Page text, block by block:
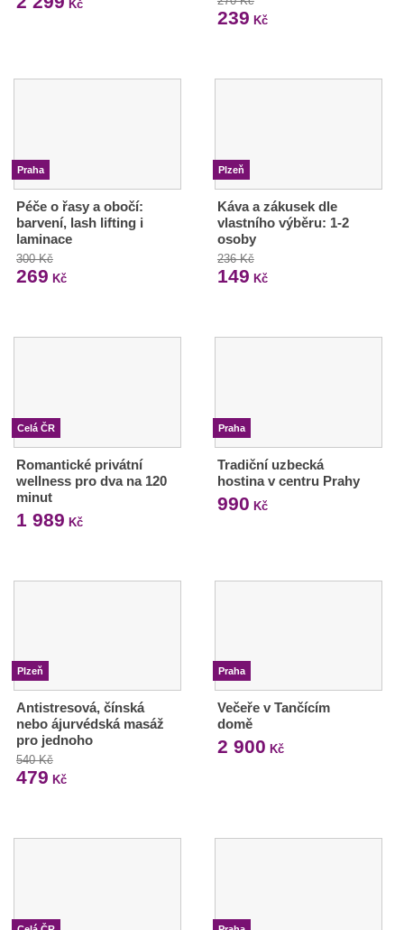
Kč
239 Kč
Praha
Péče o řasy a obočí:
barvení, lash lifting i
laminace
300 Kč
269 Kč
Plzeň
Káva a zákusek dle
vlastního výběru: 1-2
osoby
236 Kč
149 Kč
Celá ČR
Romantické privátní
wellness pro dva na 120
minut
1 989 Kč
Praha
Tradiční uzbecká
hostina v centru Prahy
990 Kč
Plzeň
Antistresová, čínská
nebo ájurvédská masáž
pro jednoho
540 Kč
479 Kč
Praha
Večeře v Tančícím
domě
2 900 Kč